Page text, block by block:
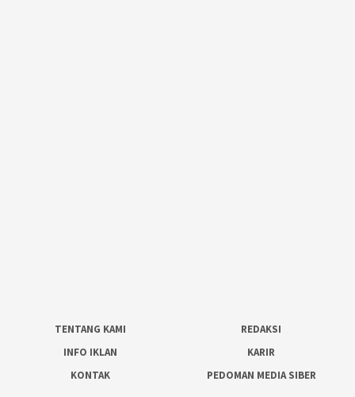
TENTANG KAMI
REDAKSI
INFO IKLAN
KARIR
KONTAK
PEDOMAN MEDIA SIBER